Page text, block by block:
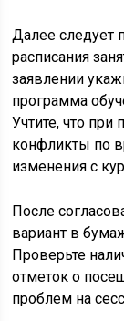
Далее следует
расписания
заявлении
программа
Учтите, что при
конфликты по
изменения с
После
вариант в
Проверьте
отметок о
проблем на